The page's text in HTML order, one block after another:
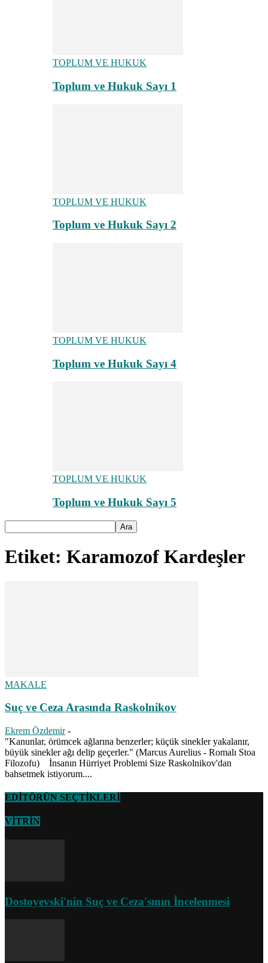
TOPLUM VE HUKUK
Toplum ve Hukuk Sayı 1
TOPLUM VE HUKUK
Toplum ve Hukuk Sayı 2
TOPLUM VE HUKUK
Toplum ve Hukuk Sayı 4
TOPLUM VE HUKUK
Toplum ve Hukuk Sayı 5
Etiket: Karamozof Kardeşler
MAKALE
Suç ve Ceza Arasında Raskolnikov
Ekrem Özdemir -
"Kanunlar, örümcek ağlarına benzerler; küçük sinekler yakalanır,
büyük sinekler ağı delip geçerler." (Marcus Aurelius - Romalı Stoa
Filozofu) İnsanın Hürriyet Problemi Size Raskolnikov'dan
bahsetmek istiyorum....
EDİTÖRÜN SEÇTİKLERİ
VİTRİN
Dostoyevski'nin Suç ve Ceza'sının İncelenmesi